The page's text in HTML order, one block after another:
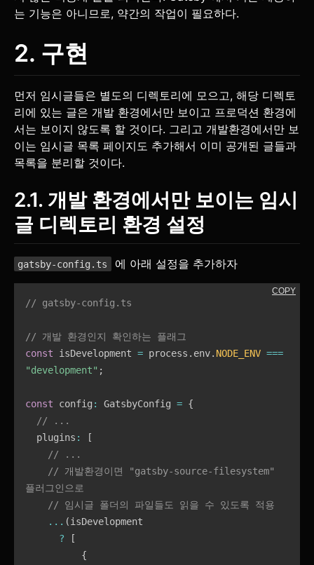
는 기능은 아니므로, 약간의 작업이 필요하다.
2. 구현
먼저 임시글들은 별도의 디렉토리에 모으고, 해당 디렉토
리에 있는 글은 개발 환경에서만 보이고 프로덕션 환경에
서는 보이지 않도록 할 것이다. 그리고 개발환경에서만 보
이는 임시글 목록 페이지도 추가해서 이미 공개된 글들과
목록을 분리할 것이다.
2.1. 개발 환경에서만 보이는 임시
글 디렉토리 환경 설정
gatsby-config.ts 에 아래 설정을 추가하자
// gatsby-config.ts
// 개발 환경인지 확인하는 플래그
const isDevelopment = process . env. NODE_ENV ===
"development" ;
const config : GatsbyConfig = {
// ...
  plugins
:
[
// ...
// 개발환경이면 "gatsby-source-filesystem"
플러그인으로
// 임시글 폴더의 파일들도 읽을 수 있도록 적용
... (isDevelopment
?
[
{
COPY